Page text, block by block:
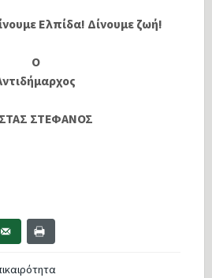
Ελπίδα! Δίνουμε ζωή!
Ο
ΣΤΕΦΑΝΟΣ